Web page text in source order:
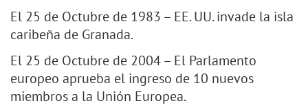
El 25 de Octubre de 1983 – EE. UU. invade la isla
caribeña de Granada.
El 25 de Octubre de 2004 – El Parlamento
europeo aprueba el ingreso de 10 nuevos
miembros a la Unión Europea.